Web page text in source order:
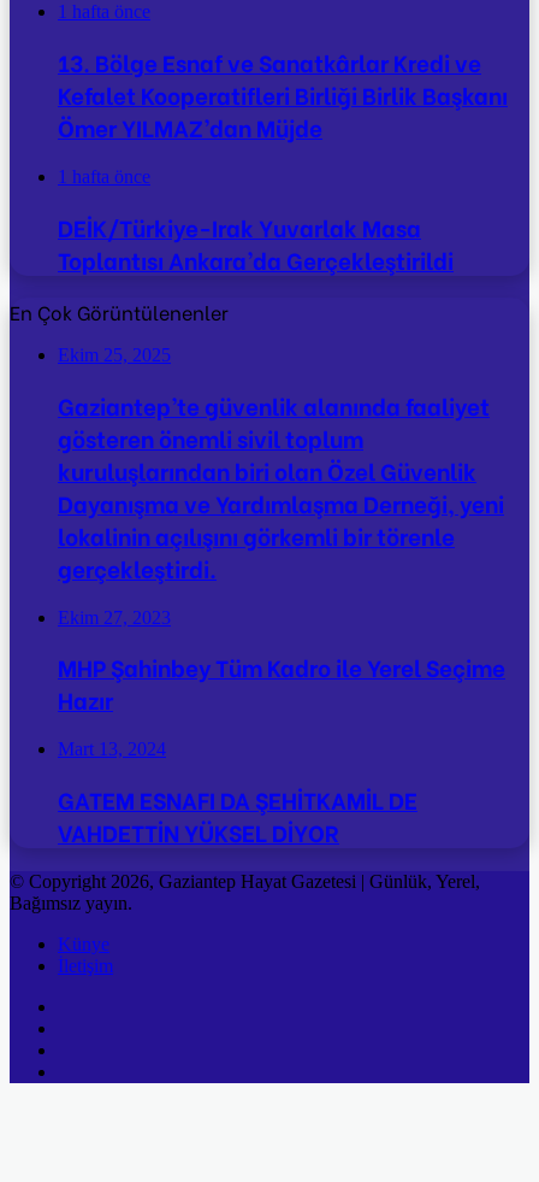
1 hafta önce
13. Bölge Esnaf ve Sanatkârlar Kredi ve
Kefalet Kooperatifleri Birliği Birlik Başkanı
Ömer YILMAZ’dan Müjde
1 hafta önce
DEİK/Türkiye-Irak Yuvarlak Masa
Toplantısı Ankara’da Gerçekleştirildi
En Çok Görüntülenenler
Ekim 25, 2025
Gaziantep’te güvenlik alanında faaliyet
gösteren önemli sivil toplum
kuruluşlarından biri olan Özel Güvenlik
Dayanışma ve Yardımlaşma Derneği, yeni
lokalinin açılışını görkemli bir törenle
gerçekleştirdi.
Ekim 27, 2023
MHP Şahinbey Tüm Kadro ile Yerel Seçime
Hazır
Mart 13, 2024
GATEM ESNAFI DA ŞEHİTKAMİL DE
VAHDETTİN YÜKSEL DİYOR
© Copyright 2026, Gaziantep Hayat Gazetesi | Günlük, Yerel,
Bağımsız yayın.
Künye
İletişim